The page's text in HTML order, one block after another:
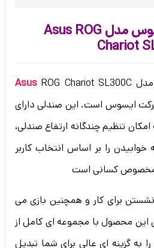
صندلی گیمینگ ایسوس مدل Asus ROG
Chariot
Asus ROG Chariot SL300C
این صندلی دارای
تنظیم چندگانه ارتفاع صندلی،
را بر اساس انتخاب کاربر
مخصوص کسانی است
برای کار و همچنین بازی می
این محصول با مجموعه ای کامل از
به گزینه ای عالی برای شما تبدیل